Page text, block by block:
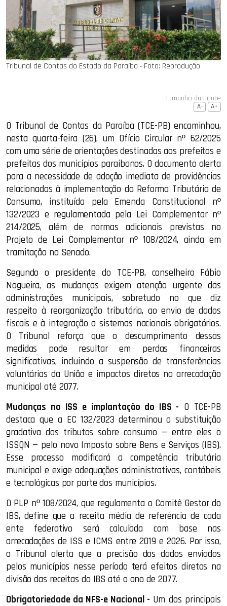
Tribunal de Contas do Estado da Paraíba ‧ Foto: Reprodução
Tamanho da Fonte
A- A+
O Tribunal de Contas da Paraíba (TCE-PB) encaminhou,
nesta quarta-feira (26), um Ofício Circular nº 62/2025
com uma série de orientações destinadas aos prefeitos e
prefeitas dos municípios paraibanos. O documento alerta
para a necessidade de adoção imediata de providências
relacionadas à implementação da Reforma Tributária de
Consumo, instituída pela Emenda Constitucional nº
132/2023 e regulamentada pela Lei Complementar nº
214/2025, além de normas adicionais previstas no
Projeto de Lei Complementar nº 108/2024, ainda em
tramitação no Senado.
Segundo o presidente do TCE-PB, conselheiro Fábio
Nogueira, as mudanças exigem atenção urgente das
administrações municipais, sobretudo no que diz
respeito à reorganização tributária, ao envio de dados
fiscais e à integração a sistemas nacionais obrigatórios.
O Tribunal reforça que o descumprimento dessas
medidas pode resultar em perdas financeiras
significativas, incluindo a suspensão de transferências
voluntárias da União e impactos diretos na arrecadação
municipal até 2077.
Mudanças no ISS e implantação do IBS - O TCE-PB
destaca que a EC 132/2023 determinou a substituição
gradativa dos tributos sobre consumo — entre eles o
ISSQN — pelo novo Imposto sobre Bens e Serviços (IBS).
Esse processo modificará a competência tributária
municipal e exige adequações administrativas, contábeis
e tecnológicas por parte dos municípios.
O PLP nº 108/2024, que regulamenta o Comitê Gestor do
IBS, define que a receita média de referência de cada
ente federativo será calculada com base nas
arrecadações de ISS e ICMS entre 2019 e 2026. Por isso,
o Tribunal alerta que a precisão dos dados enviados
pelos municípios nesse período terá efeitos diretos na
divisão das receitas do IBS até o ano de 2077.
Obrigatoriedade da NFS-e Nacional - Um dos principais